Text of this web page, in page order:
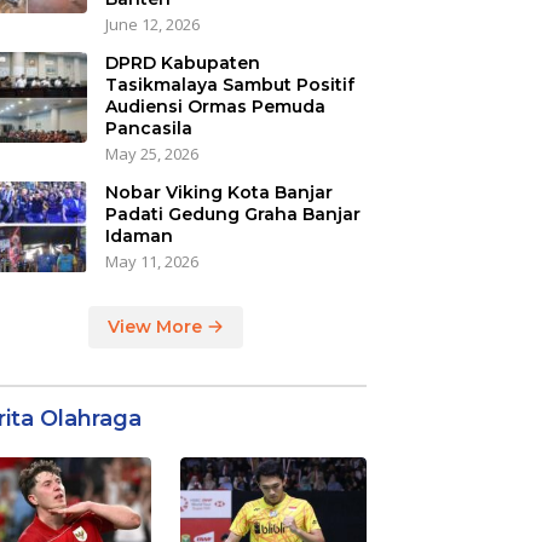
June 12, 2026
DPRD Kabupaten
Tasikmalaya Sambut Positif
Audiensi Ormas Pemuda
Pancasila
May 25, 2026
Nobar Viking Kota Banjar
Padati Gedung Graha Banjar
Idaman
May 11, 2026
View More
Olahraga